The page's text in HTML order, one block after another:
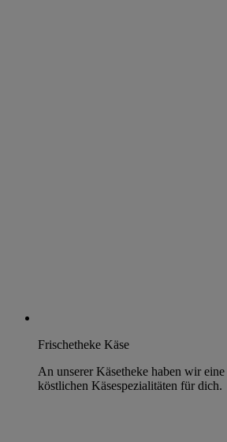
Frischetheke Käse
An unserer Käsetheke haben wir
köstlichen Käsespezialitäten für dich.